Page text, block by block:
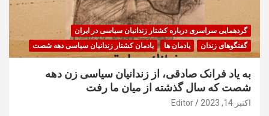
گردهمایی سراسری درباره کشتار زندانیان سیاسی در ایران
گفتگوهای زندان
یادمان ها یادمان کشتار زندانیان سیاسی دهه شصت
به یاد فرانک صادقی، از زندانیان سیاسی زن دهه
شصت که سال گذشته از میان ما رفت
اکتبر 14, 2023 Editor